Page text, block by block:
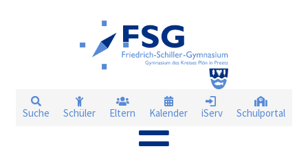
Suche Schüler Eltern Kalender iServ Schulportal